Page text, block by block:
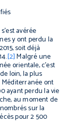
avérée
y ont perdu la
soit déjà
[2]Malgré une
orientale, c’est
loin, la plus
Méditerranée ont
ayant perdu la vie
au moment de
sur la
pour 2 500